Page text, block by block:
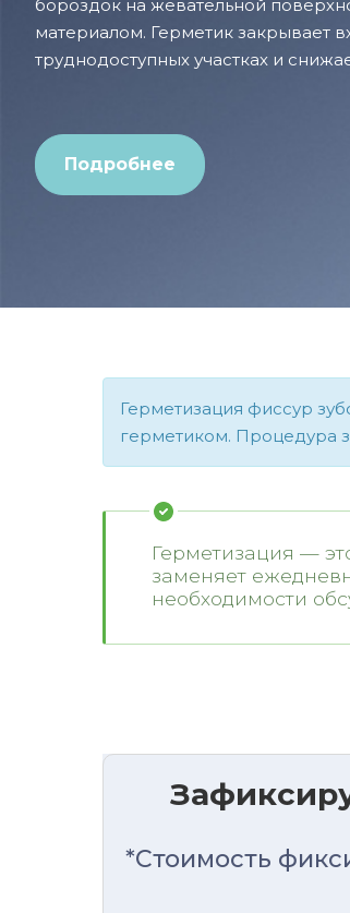
бороздок на жевательной
материалом. Герметик закрывает
труднодоступных участках и
Подробнее
Герметизация фиссур
герметиком. Процедура
Герметизация —
заменяет
необходимости
*Стоимость